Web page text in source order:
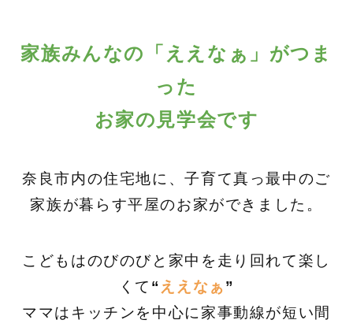
家族みんなの「ええなぁ」がつま
った
お家の見学会です
奈良市内の住宅地に、子育て真っ最中のご
家族が暮らす平屋のお家ができました。
こどもはのびのびと家中を走り回れて楽し
くて “ ええなぁ”
ママはキッチンを中心に家事動線が短い間